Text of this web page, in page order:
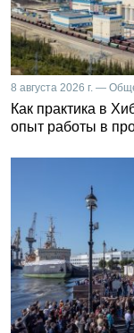
8 августа 2026 г. —
Как практика в
опыт работы в